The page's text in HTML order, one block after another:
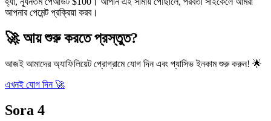
আপনার পেমেন্ট প্রক্রিয়া করব।
🚀আয় শুরু করতে প্রস্তুত?
আজই আমাদের অ্যাফিলিয়েট প্রোগ্রামে যোগ দিন এবং প্যাসিভ ইনকাম শুরু করুন! 🌟
এখনই যোগ দিন🚀
Sora 4